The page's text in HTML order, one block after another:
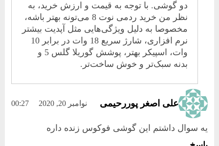
دو گوشی. با توجه به قیمت و ارزش خرید، به
نظر من خرید ردمی نوت 8 می‌تونه بهتر باشه،
مخصوصا به دلیل ویژگی‌هایی مثل آپدیت بیشتر
نرم افزاری، شارژ سریع 18 وات در برابر 10
وات، اسپیکر بهتر، پوشش گوریلا گلس 5 و
بدنه سبک‌تر و خوش ساخت‌تر.
علی اصغر پوررحیمی نوامبر 20, 2020 00:27
یه سوال داشتم این گوشی فوکوس زنده داره